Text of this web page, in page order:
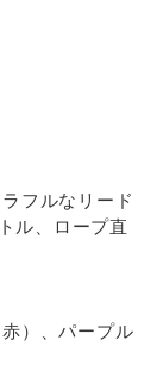
フルなリード
ル、ロープ直
）、パープル